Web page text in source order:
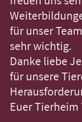
für unser
sehr wichtig.
Danke liebe
für unsere
Euer Tierheim